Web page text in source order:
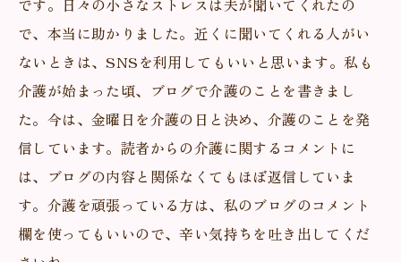
です。日々の小さなストレスは夫が聞いてくれたの
で、本当に助かりました。近くに聞いてくれる人がい
ないときは、SNSを利用してもいいと思います。私も
介護が始まった頃、ブログで介護のことを書きまし
た。今は、金曜日を介護の日と決め、介護のことを発
信しています。読者からの介護に関するコメントに
は、ブログの内容と関係なくてもほぼ返信していま
す。介護を頑張っている方は、私のブログのコメント
欄を使ってもいいので、辛い気持ちを吐き出してくだ